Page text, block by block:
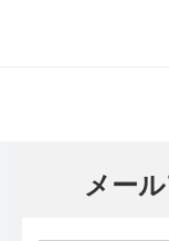
メー